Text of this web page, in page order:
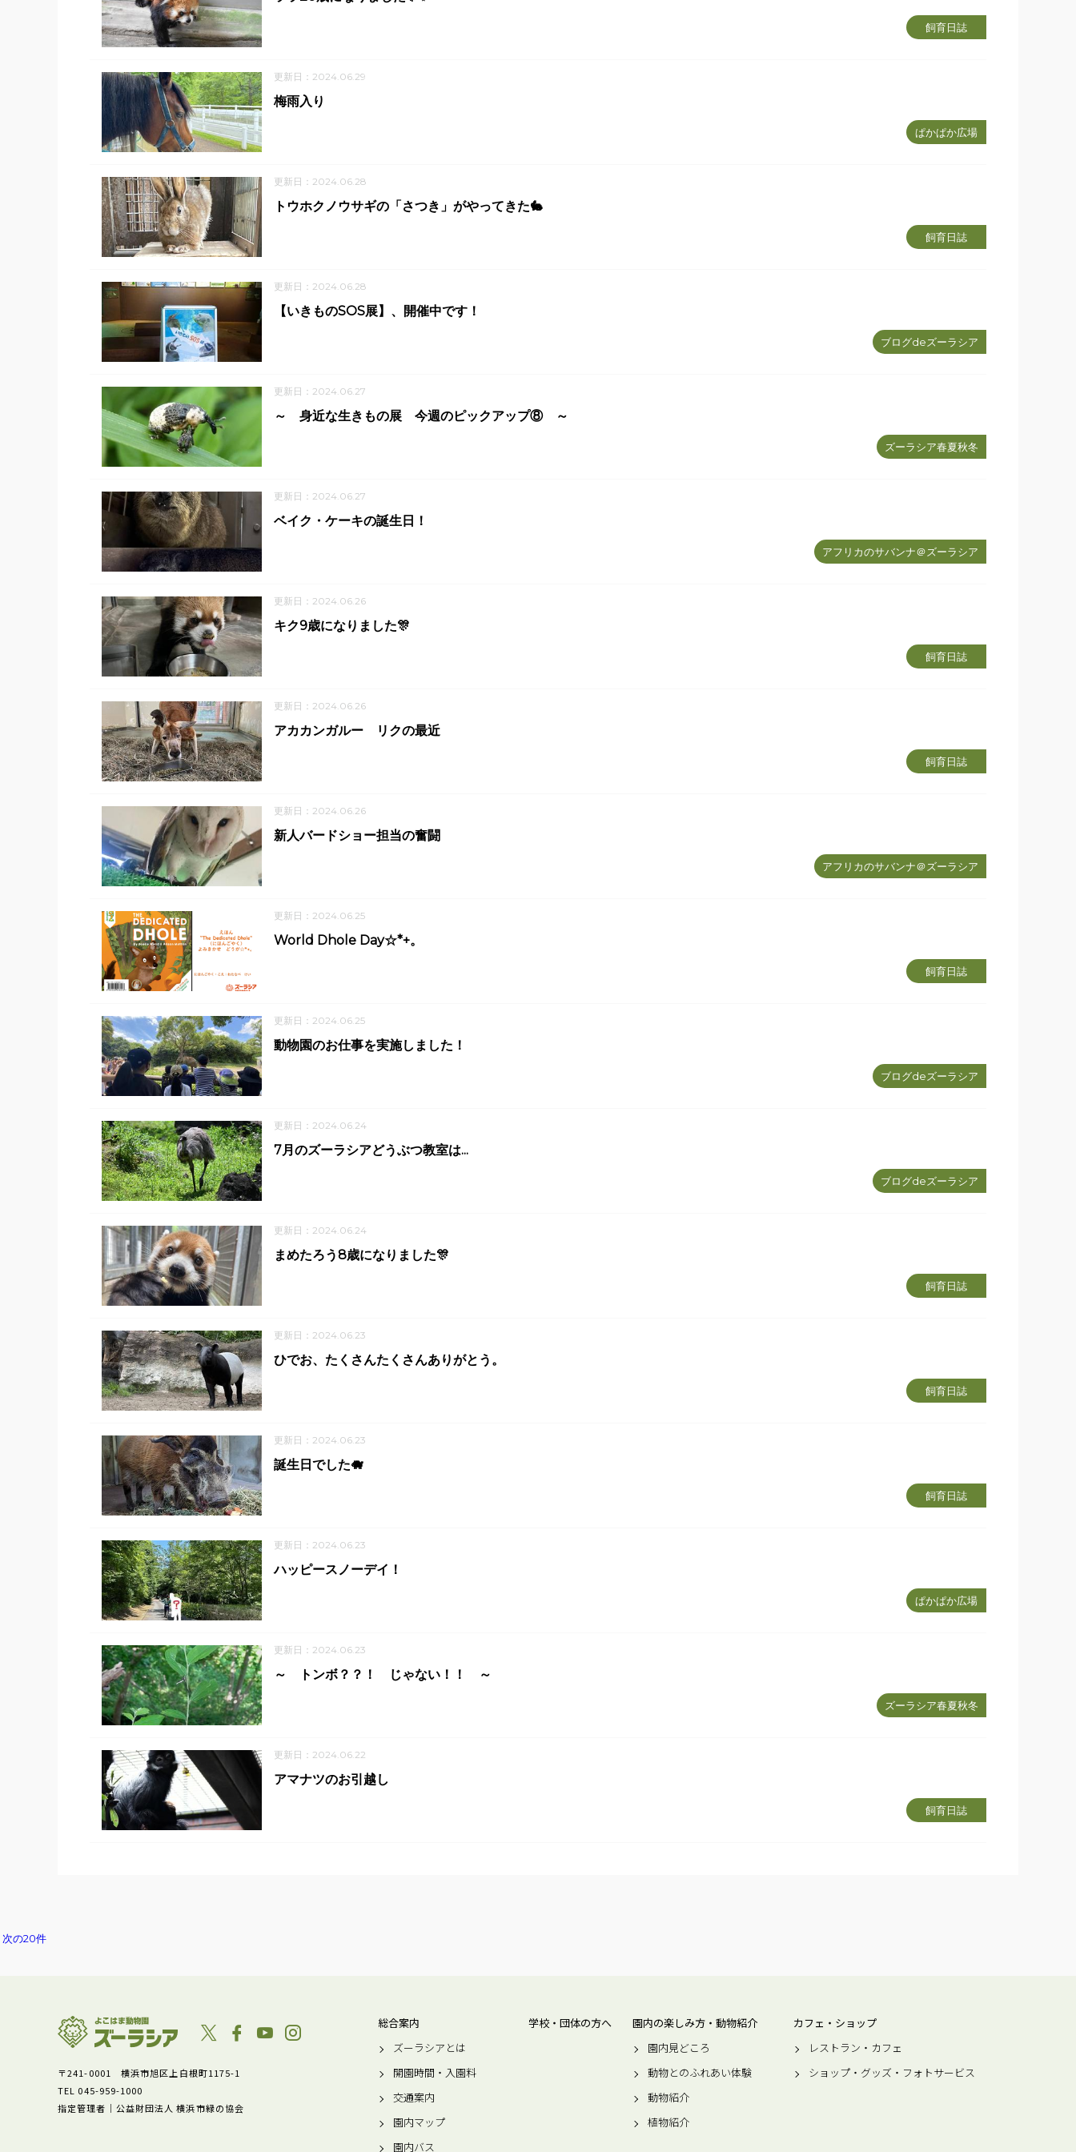
飼育日誌
更新日：2024.06.29
ぱかぱか広場
梅雨入り
更新日：2024.06.28
飼育日誌
トウホクノウサギの「さつき」がやってきた🐇
更新日：2024.06.28
ブログdeズーラシア
【いきものSOS展】、開催中です！
更新日：2024.06.27
ズーラシア春夏秋冬
～ 身近な生きもの展 今週のピックアップ⑧ ～
更新日：2024.06.27
アフリカのサバンナ＠ズーラシア
ベイク・ケーキの誕生日！
更新日：2024.06.26
飼育日誌
キク9歳になりました🎊
更新日：2024.06.26
飼育日誌
アカカンガルー リクの最近
更新日：2024.06.26
アフリカのサバンナ＠ズーラシア
新人バードショー担当の奮闘
更新日：2024.06.25
飼育日誌
World Dhole Day☆*+。
更新日：2024.06.25
ブログdeズーラシア
動物園のお仕事を実施しました！
更新日：2024.06.24
ブログdeズーラシア
7月のズーラシアどうぶつ教室は...
更新日：2024.06.24
飼育日誌
まめたろう8歳になりました🎊
更新日：2024.06.23
飼育日誌
ひでお、たくさんたくさんありがとう。
更新日：2024.06.23
飼育日誌
誕生日でした🐗
更新日：2024.06.23
ぱかぱか広場
ハッピースノーデイ！
更新日：2024.06.23
ズーラシア春夏秋冬
～ トンボ？？！ じゃない！！ ～
更新日：2024.06.22
飼育日誌
アマナツのお引越し
次の20件
〒241-0001 横浜市旭区上白根町1175-1
TEL 045-959-1000
指定管理者｜公益財団法人 横浜市緑の協会
総合案内
ズーラシアとは
開園時間・入園料
交通案内
園内マップ
園内バス
学校・団体の方へ
園内の楽しみ方・動物紹介
園内見どころ
動物とのふれあい体験
動物紹介
植物紹介
カフェ・ショップ
レストラン・カフェ
ショップ・グッズ・フォトサービス